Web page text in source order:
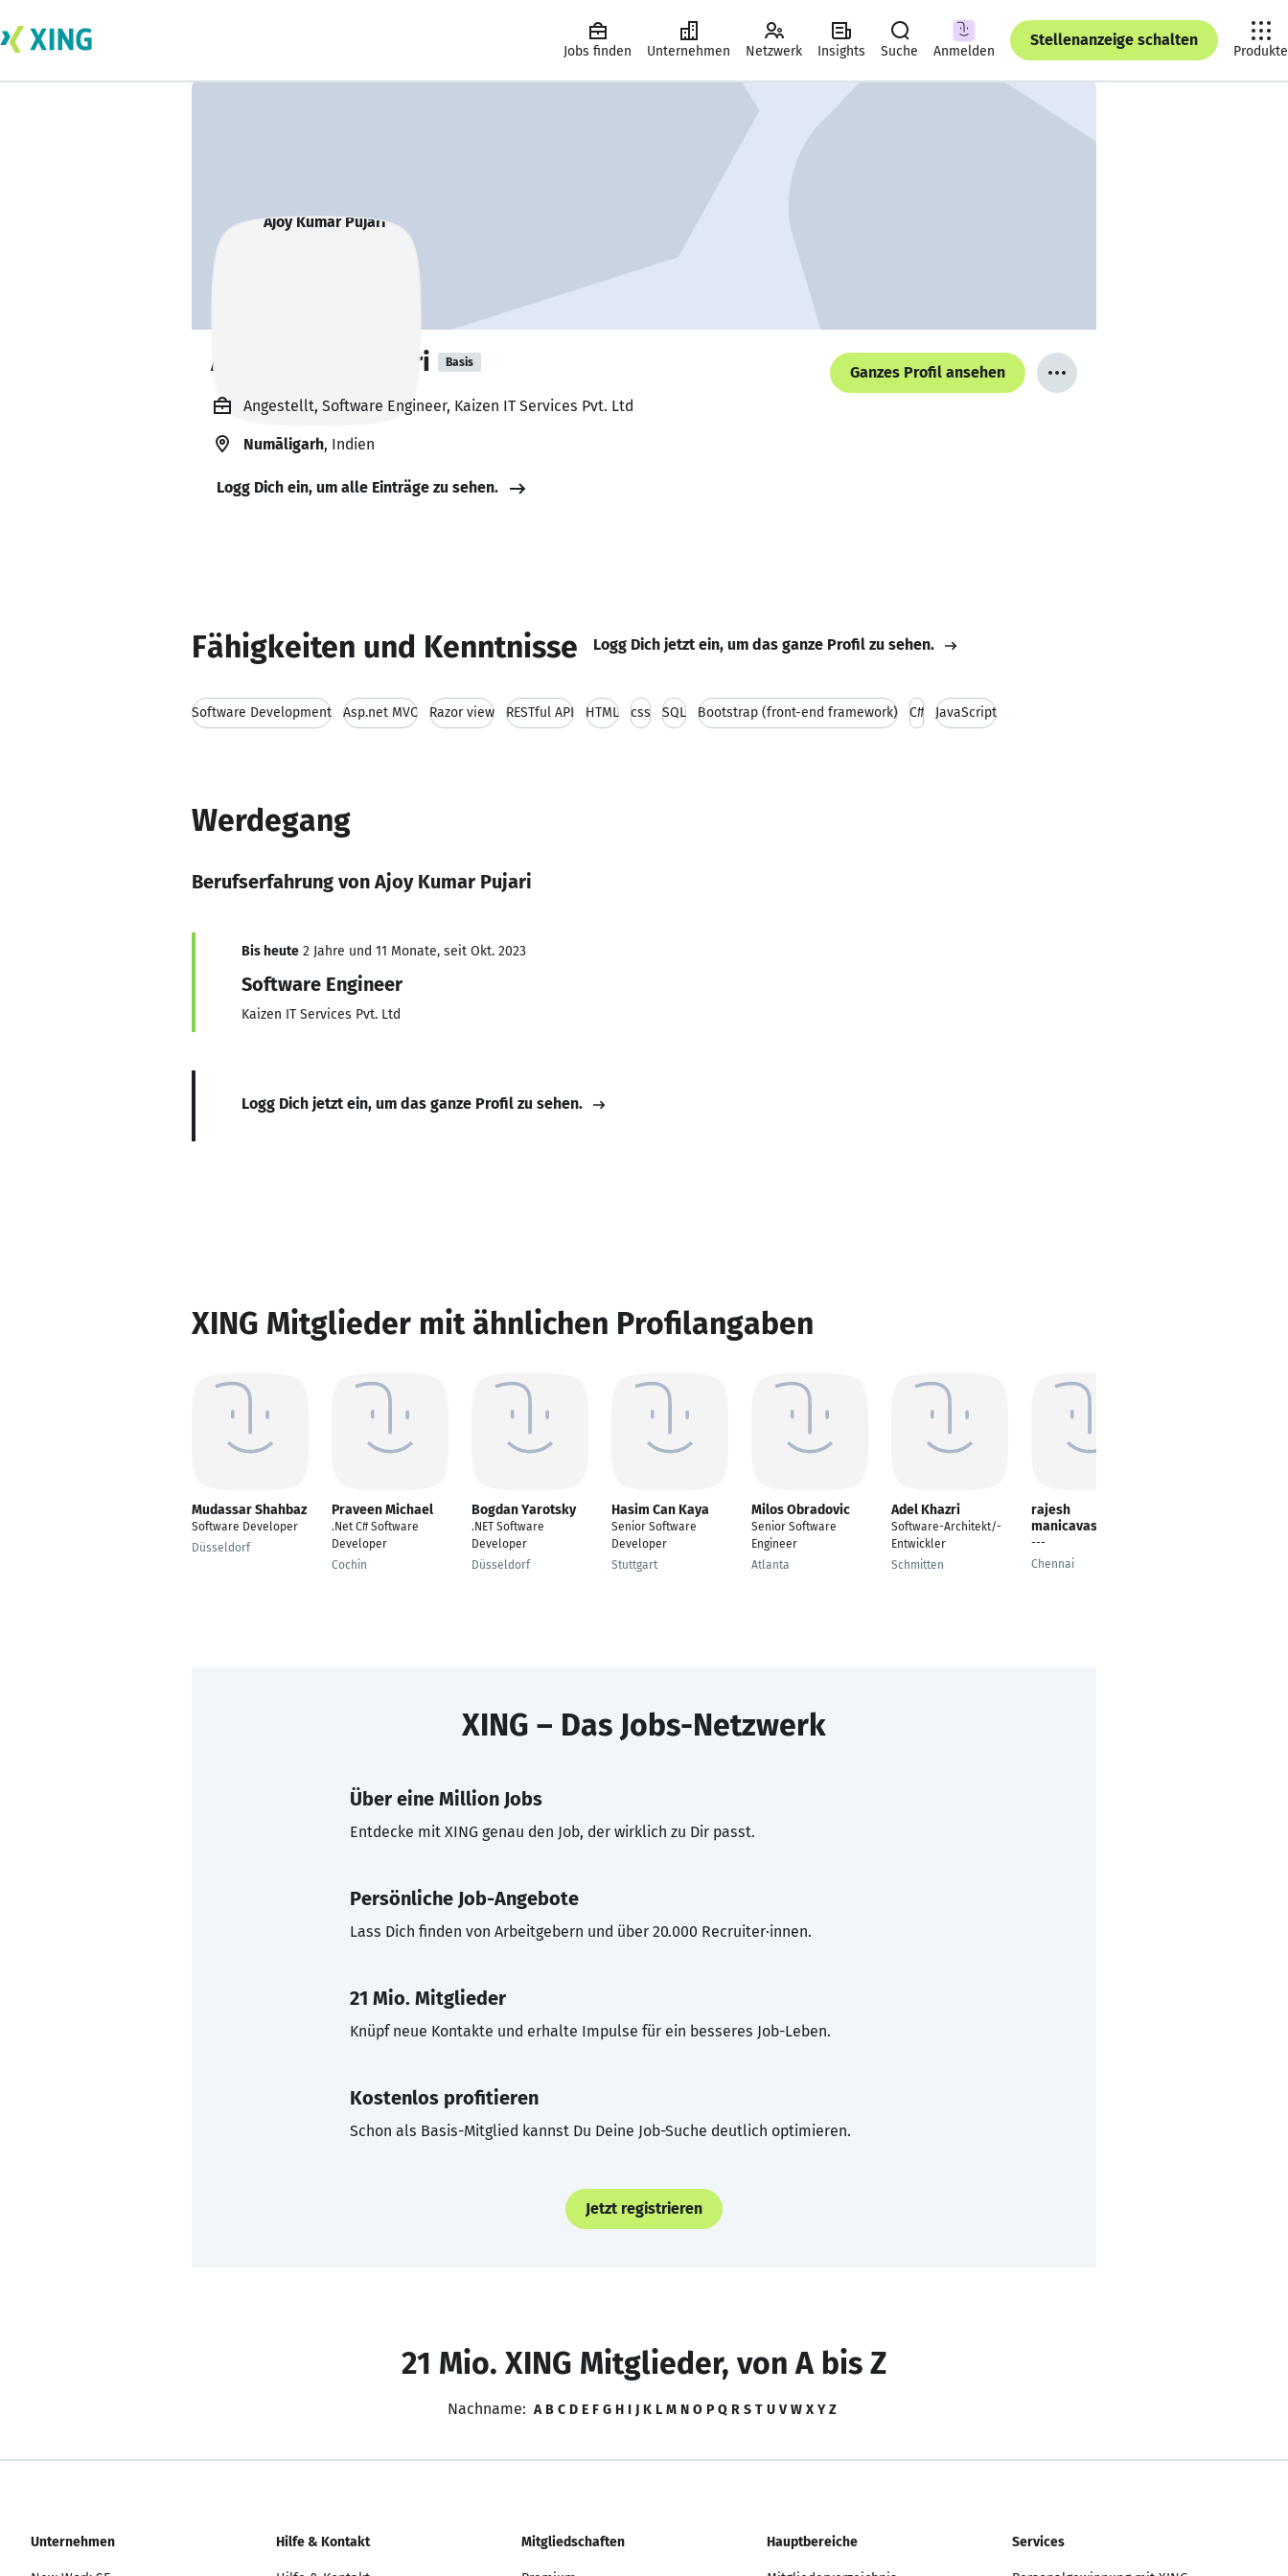
Jobs finden Unternehmen Netzwerk Insights Suche Anmelden
Stellenanzeige schalten
Produkte
Ajoy Kumar Pujari Basis
Ganzes Profil ansehen
Angestellt, Software Engineer, Kaizen IT Services Pvt. Ltd
Numāligarh, Indien
Logg Dich ein, um alle Einträge zu sehen.
Fähigkeiten und Kenntnisse Logg Dich jetzt ein, um das ganze Profil zu sehen.
Software Development Asp.net MVC Razor view RESTful API HTML css SQL Bootstrap (front-end framework) C# JavaScript
Werdegang
Berufserfahrung von Ajoy Kumar Pujari
Bis heute 2 Jahre und 11 Monate, seit Okt. 2023
Software Engineer
Kaizen IT Services Pvt. Ltd
Logg Dich jetzt ein, um das ganze Profil zu sehen.
XING Mitglieder mit ähnlichen Profilangaben
Mudassar Shahbaz
Software Developer
Düsseldorf
Praveen Michael
.Net C# Software
Developer
Cochin
Bogdan Yarotsky
.NET Software
Developer
Düsseldorf
Hasim Can Kaya
Senior Software
Developer
Stuttgart
Milos Obradovic
Senior Software
Engineer
Atlanta
Adel Khazri
Software-Architekt/-
Entwickler
Schmitten
rajesh
manicavasagam
---
Chennai
XING – Das Jobs-Netzwerk
Über eine Million Jobs
Entdecke mit XING genau den Job, der wirklich zu Dir passt.
Persönliche Job-Angebote
Lass Dich finden von Arbeitgebern und über 20.000 Recruiter·innen.
21 Mio. Mitglieder
Knüpf neue Kontakte und erhalte Impulse für ein besseres Job-Leben.
Kostenlos profitieren
Schon als Basis-Mitglied kannst Du Deine Job-Suche deutlich optimieren.
Jetzt registrieren
21 Mio. XING Mitglieder, von A bis Z
Nachname: A B C D E F G H I J K L M N O P Q R S T U V W X Y Z
Unternehmen Hilfe & Kontakt Mitgliedschaften Hauptbereiche Services